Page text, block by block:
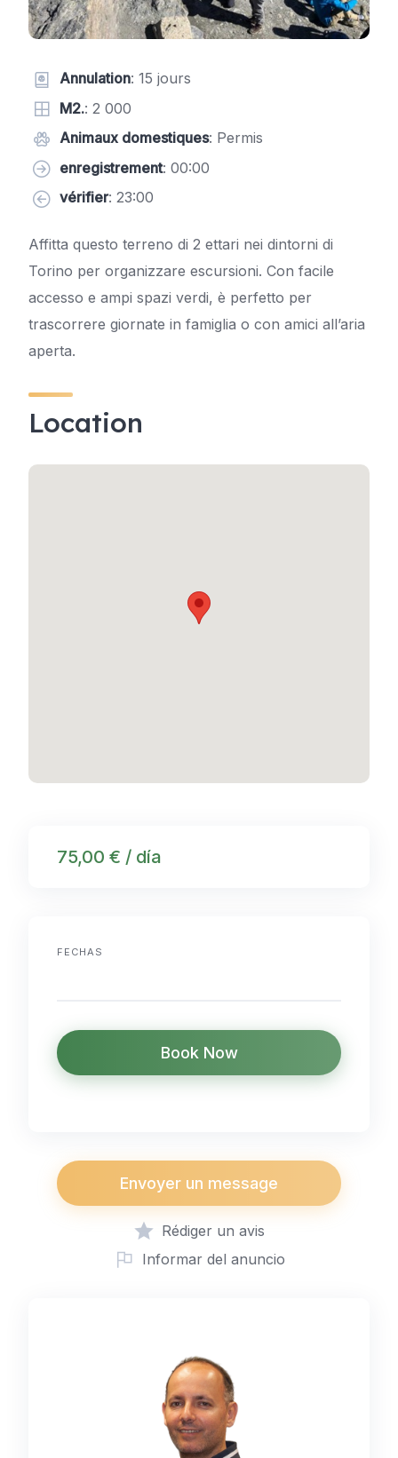
Annulation: 15 jours
M2.: 2 000
Animaux domestiques: Permis
enregistrement: 00:00
vérifier: 23:00
Affitta questo terreno di 2 ettari nei dintorni di
Torino per organizzare escursioni. Con facile
accesso e ampi spazi verdi, è perfetto per
trascorrere giornate in famiglia o con amici all’aria
aperta.
Location
75,00 € / día
FECHAS
Book Now
Envoyer un message
Rédiger un avis
Informar del anuncio